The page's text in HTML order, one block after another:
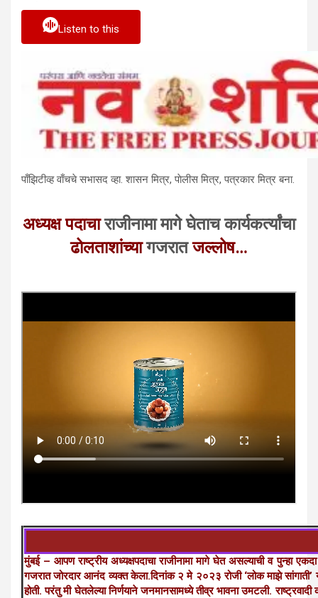
Listen to this
पाँझिटीव्ह वाँचचे सभासद व्हा. शासन मित्र, पाेलीस मित्र, पत्रकार मित्र बना.
अध्यक्ष पदाचाराजीनामा मागे घेताच कार्यकर्त्यांचा
ढोलताशांच्यागजरातजल्लोष…
मुंबई – आपण राष्ट्रीय अध्यक्षपदाचा राजीनामा मागे घेत असल्याची व पुन्हा
गजरात जोरदार आनंद व्यक्त केला.दिनांक २ मे २०२३ रोजी ‘लोक माझे सांगाती’ या
होती. परंतु मी घेतलेल्या निर्णयाने जनमानसामध्ये तीव्र भावना उमटली.